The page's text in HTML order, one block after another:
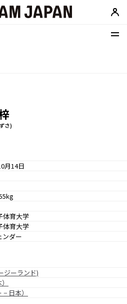
さ)
月14日
体育大学
体育大学
ンダー
ジーランド)
日本）